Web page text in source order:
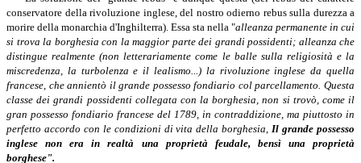
conservatore della rivoluzione inglese, del nostro odierno rebus sulla durezza a
morire della monarchia d'Inghilterra). Essa sta nella "alleanza permanente in cui
si trova la borghesia con la maggior parte dei grandi possidenti; alleanza che
distingue realmente (non letterariamente come le balle sulla religiosità e la
miscredenza, la turbolenza e il lealismo...) la rivoluzione inglese da quella
francese, che annientò il grande possesso fondiario col parcellamento. Questa
classe dei grandi possidenti collegata con la borghesia, non si trovò, come il
gran possesso fondiario francese del 1789, in contraddizione, ma piuttosto in
perfetto accordo con le condizioni di vita della borghesia, Il grande possesso
inglese non era in realtà una proprietà feudale, bensì una proprietà
borghese".